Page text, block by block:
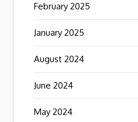
February 2025
January 2025
August 2024
June 2024
May 2024